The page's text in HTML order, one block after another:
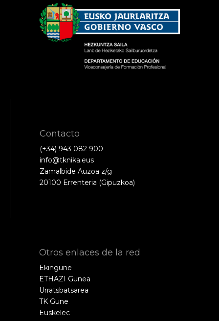
Contacto
(+34) 943 082 900
info@tknika.eus
Zamalbide Auzoa z/g
20100 Errenteria (Gipuzkoa)
Otros enlaces de la red
Ekingune
ETHAZI Gunea
Urratsbatsarea
TK Gune
Euskelec